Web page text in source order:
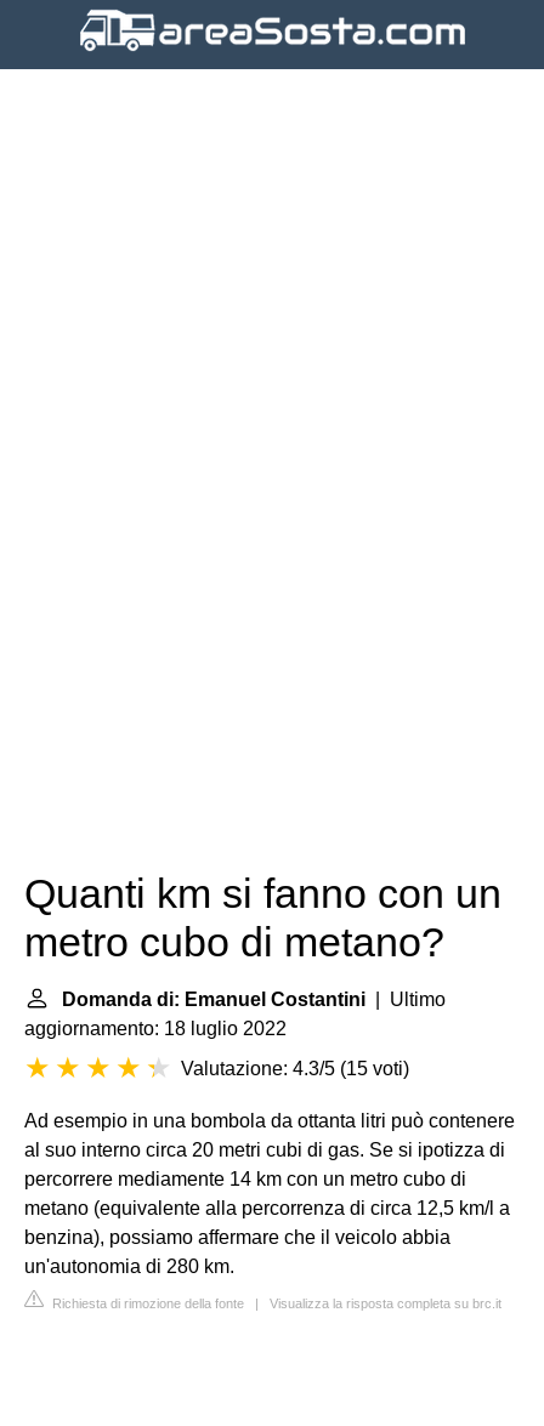
Quanti km si fanno con un
metro cubo di metano?
Domanda di: Emanuel Costantini | Ultimo
aggiornamento: 18 luglio 2022
Valutazione: 4.3/5 (15 voti)
Ad esempio in una bombola da ottanta litri può contenere
al suo interno circa 20 metri cubi di gas. Se si ipotizza di
percorrere mediamente 14 km con un metro cubo di
metano (equivalente alla percorrenza di circa 12,5 km/l a
benzina), possiamo affermare che il veicolo abbia
un'autonomia di 280 km.
Richiesta di rimozione della fonte | Visualizza la risposta completa su brc.it